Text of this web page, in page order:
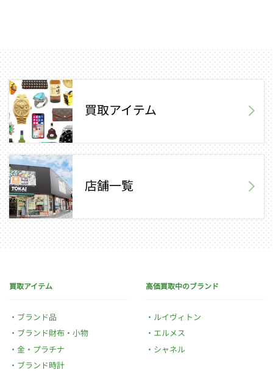
買取アイテム
店舗一覧
買取アイテム
ブランド品
ブランド財布・小物
金・プラチナ
ブランド時計
高価買取中のブランド
ルイヴィトン
エルメス
シャネル